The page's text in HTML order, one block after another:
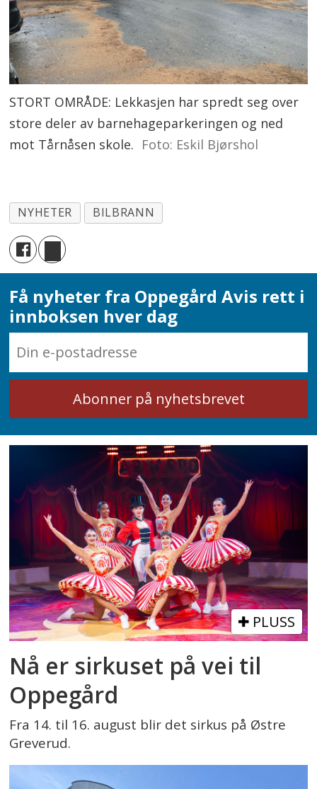
STORT OMRÅDE: Lekkasjen har spredt seg over
store deler av barnehageparkeringen og ned
mot Tårnåsen skole. Foto: Eskil Bjørshol
NYHETER BILBRANN
Få nyheter fra Oppegård Avis rett i
innboksen hver dag
PLUSS
Nå er sirkuset på vei til
Oppegård
Fra 14. til 16. august blir det sirkus på Østre
Greverud.